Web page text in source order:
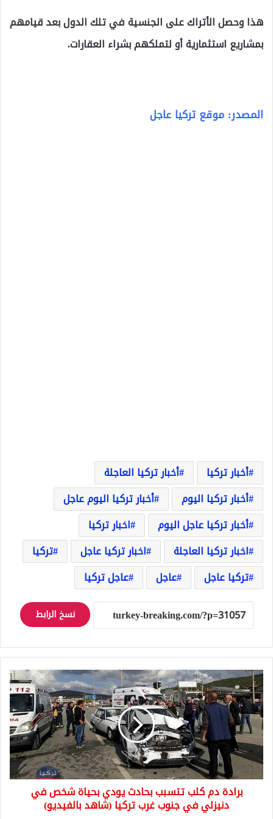
هذا وحصل الأتراك على الجنسية في تلك الدول بعد قيامهم
بمشاريع استثمارية أو لتملكهم بشراء العقارات.
المصدر: موقع تركيا عاجل
أخبار تركيا
أخبار تركيا العاجلة
أخبار تركيا اليوم
أخبار تركيا اليوم عاجل
أخبار تركيا عاجل اليوم
اخبار تركيا
اخبار تركيا العاجلة
اخبار تركيا عاجل
تركيا
تركيا عاجل
عاجل عاجل تركيا
نسخ الرابط
برادة
دم
كلب
تتسبب
بحادث
يودي
بحياة
شخص
في
دنيزليبرادة دم كلب تتسبب بحادث يودي بحياة شخص في
دنيزلي في جنوب غرب تركيا (شاهد بالفيديو)